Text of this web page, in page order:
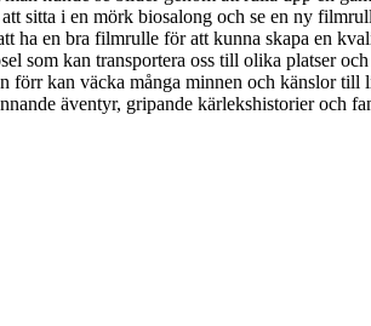
sitta i en mörk biosalong och se en ny
ha en bra filmrulle för att kunna skapa en
som kan transportera oss till olika platser
förr kan väcka många minnen och känslor till
äventyr, gripande kärlekshistorier och